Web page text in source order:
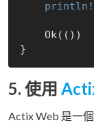
println!
Ok(())
5. 使用
Actix Web 是一